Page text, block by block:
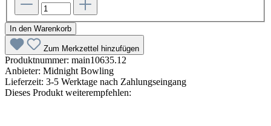
In den Warenkorb
Zum Merkzettel hinzufügen
Produktnummer: main10635.12
Anbieter: Midnight Bowling
Lieferzeit: 3-5 Werktage nach Zahlungseingang
Dieses Produkt weiterempfehlen: